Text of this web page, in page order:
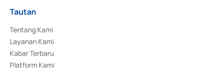
Tautan
Tentang Kami
Layanan Kami
Kabar Terbaru
Platform Kami